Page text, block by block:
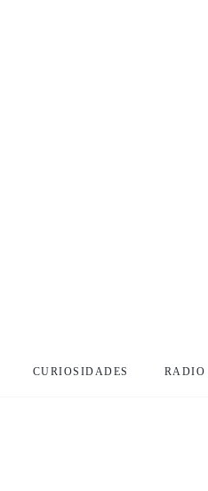
CURIOSIDADES RADIO